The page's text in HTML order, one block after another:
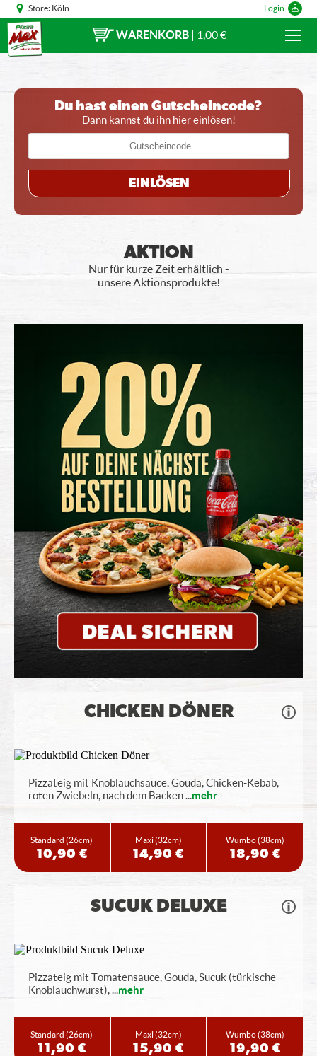
Store: Köln Login
WARENKORB | 1,00 €
Du hast einen Gutscheincode?
Dann kannst du ihn hier einlösen!
EINLÖSEN
AKTION
Nur für kurze Zeit erhältlich -
unsere Aktionsprodukte!
CHICKEN DÖNER
Pizzateig mit Knoblauchsauce, Gouda, Chicken-Kebab,
roten Zwiebeln, nach dem Backen...mehr
Standard(26cm)
10,90 €
Maxi(32cm)
14,90 €
Wumbo(38cm)
18,90 €
SUCUK DELUXE
Pizzateig mit Tomatensauce, Gouda, Sucuk (türkische
Knoblauchwurst),...mehr
Standard(26cm)
11,90 €
Maxi(32cm)
15,90 €
Wumbo(38cm)
19,90 €